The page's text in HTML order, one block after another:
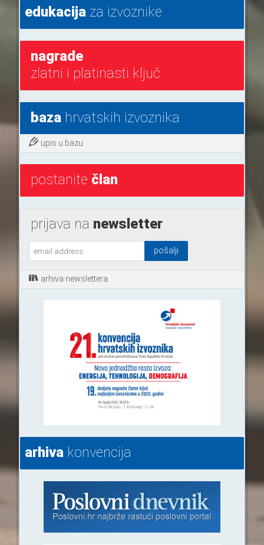
edukacijaza izvoznike
nagrade
zlatni i platinasti ključ
bazahrvatskih izvoznika
upis u bazu
postanite član
prijava na newsletter
arhiva newslettera
arhivakonvencija